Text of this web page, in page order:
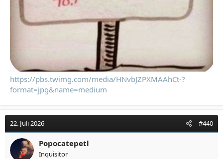
https://pbs.twimg.com/media/HNvbJZPXMAAhCt-?
format=jpg&name=medium
22. Juli 2026 #440
Popocatepetl
Inquisitor